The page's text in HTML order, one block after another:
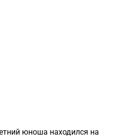
юноша находился на